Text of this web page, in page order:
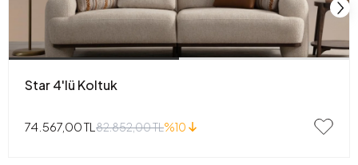
Star 4'lü Koltuk
74.567,00 TL 82.852,00 TL%10